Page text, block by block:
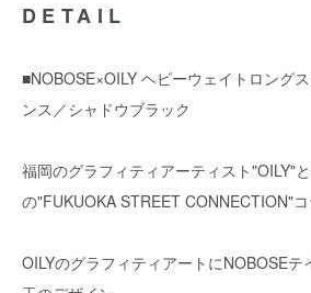
DETAIL
■NOBOSE×OILY ヘビーウェイトロング
ンス／シャドウブラック
福岡のグラフィティアーティスト"OILY"
の"FUKUOKA STREET CONNECTION"
OILYのグラフィティアートにNOBOSE